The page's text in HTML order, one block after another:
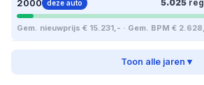
2000 deze auto 5.025
Gem. nieuwprijs € 15.231,- · Gem. BPM €
Toon alle jaren ▾